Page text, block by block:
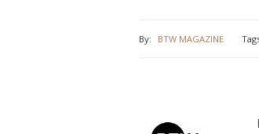
By: BTW MAGAZINE